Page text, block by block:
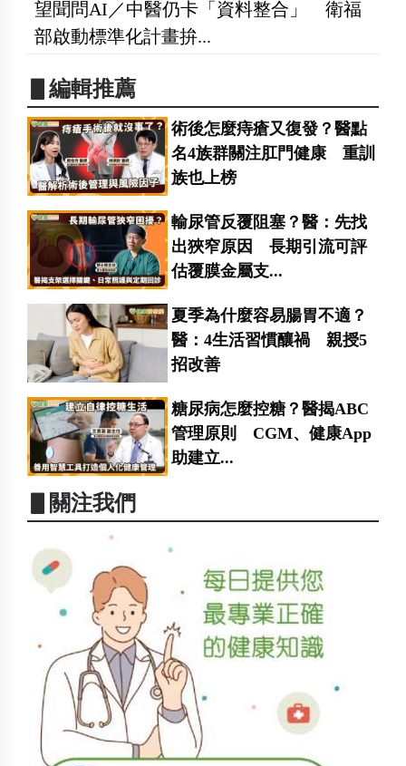
望聞問AI／中醫仍卡「資料整合」 衛福
部啟動標準化計畫拚...
▋編輯推薦
術後怎麼痔瘡又復發？醫點
名4族群關注肛門健康 重訓
族也上榜
輸尿管反覆阻塞？醫：先找
出狹窄原因 長期引流可評
估覆膜金屬支...
夏季為什麼容易腸胃不適？
醫：4生活習慣釀禍 親授5
招改善
糖尿病怎麼控糖？醫揭ABC
管理原則 CGM、健康App
助建立...
▋關注我們